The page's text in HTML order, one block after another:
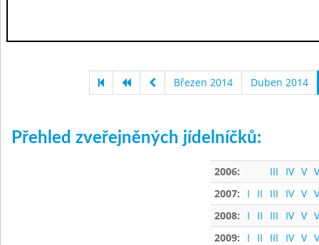
Březen 2014 Duben 2014
Přehled zveřejněných jídelníčků:
2006: III IV V
2007:
I II III IV V
2008:
I II III IV V
2009:
I II III IV V